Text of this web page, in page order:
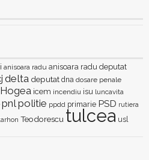
anisoara radu anisoara radu deputat
delta deputat dna dosare penale
Hogea icem incendiu isu luncavita
pnl politie ppdd primarie PSD rutiera
Teodorescu tulcea usl